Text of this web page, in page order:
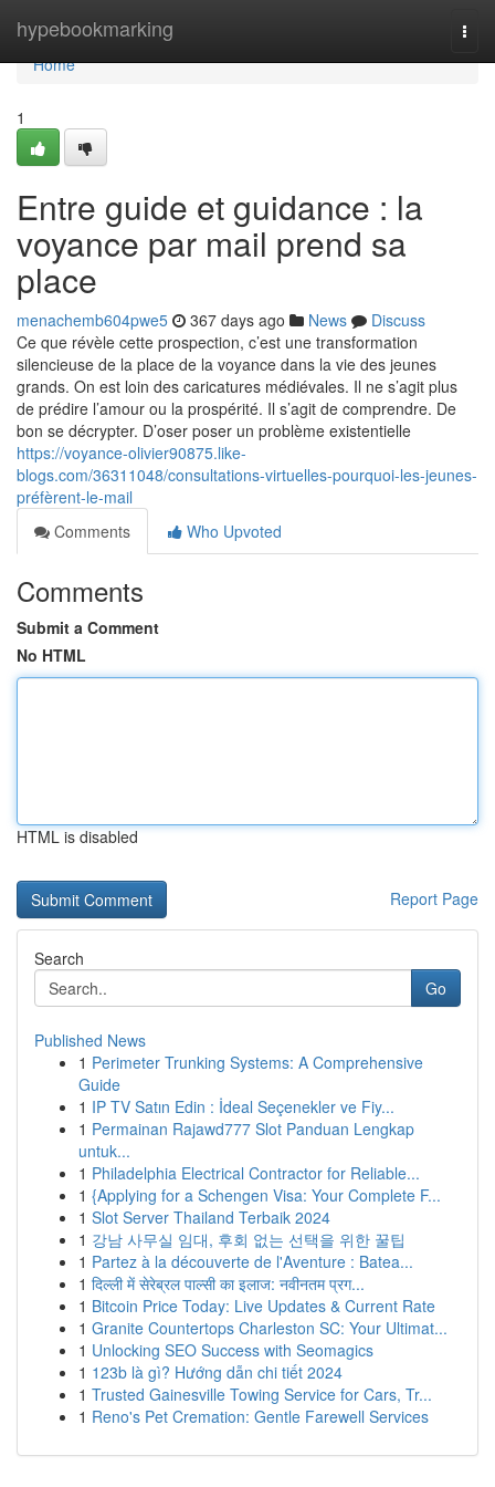
hypebookmarking
Home
Home
1
Entre guide et guidance : la
voyance par mail prend sa
place
menachemb604pwe5 367 days ago News
Discuss
Ce que révèle cette prospection, c’est une transformation
silencieuse de la place de la voyance dans la vie des jeunes
grands. On est loin des caricatures médiévales. Il ne s’agit plus
de prédire l’amour ou la prospérité. Il s’agit de comprendre. De
bon se décrypter. D’oser poser un problème existentielle
https://voyance-olivier90875.like-
blogs.com/36311048/consultations-virtuelles-pourquoi-les-jeunes-
préfèrent-le-mail
Comments
Who Upvoted
Comments
Submit a Comment
No HTML
HTML is disabled
Report Page
Search
Go
Published News
1 Perimeter Trunking Systems: A Comprehensive
Guide
1 IP TV Satın Edin : İdeal Seçenekler ve Fiy...
1 Permainan Rajawd777 Slot Panduan Lengkap
untuk...
1 Philadelphia Electrical Contractor for Reliable...
1 {Applying for a Schengen Visa: Your Complete F...
1 Slot Server Thailand Terbaik 2024
1 강남 사무실 임대, 후회 없는 선택을 위한 꿀팁
1 Partez à la découverte de l'Aventure : Batea...
1 दिल्ली में सेरेब्रल पाल्सी का इलाज: नवीनतम प्रग...
1 Bitcoin Price Today: Live Updates & Current Rate
1 Granite Countertops Charleston SC: Your Ultimat...
1 Unlocking SEO Success with Seomagics
1 123b là gì? Hướng dẫn chi tiết 2024
1 Trusted Gainesville Towing Service for Cars, Tr...
1 Reno's Pet Cremation: Gentle Farewell Services